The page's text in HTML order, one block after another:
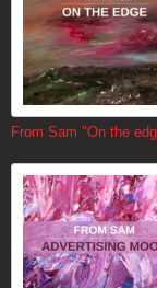
From Sam "On the